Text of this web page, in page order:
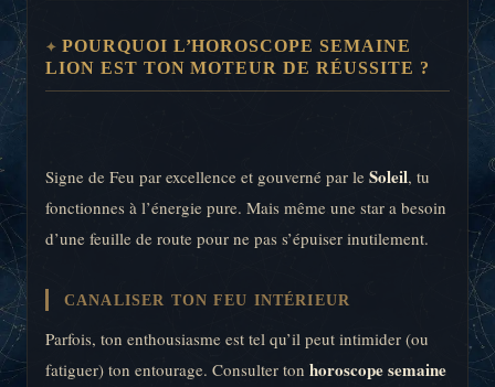
POURQUOI L’HOROSCOPE SEMAINE
LION EST TON MOTEUR DE RÉUSSITE ?
Signe de Feu par excellence et gouverné par le Soleil, tu
fonctionnes à l’énergie pure. Mais même une star a besoin
d’une feuille de route pour ne pas s’épuiser inutilement.
CANALISER TON FEU INTÉRIEUR
Parfois, ton enthousiasme est tel qu’il peut intimider (ou
fatiguer) ton entourage. Consulter ton horoscope semaine